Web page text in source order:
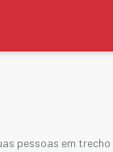
pessoas em trecho